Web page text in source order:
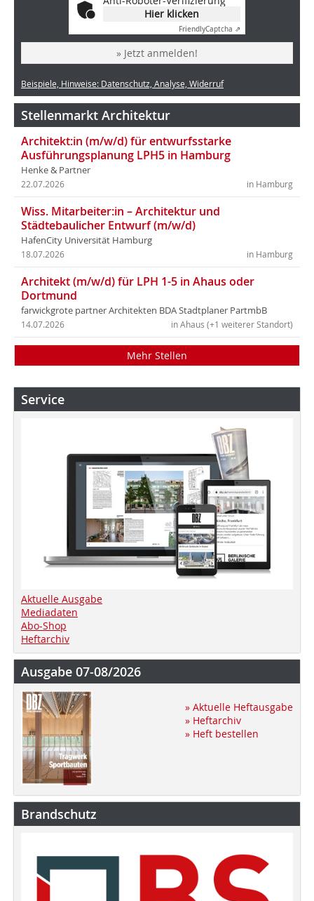
Hier klicken
FriendlyCaptcha ⇗
» Jetzt anmelden!
Beispiele, Hinweise: Datenschutz, Analyse, Widerruf
Stellenmarkt Architektur
Architekt:in (m/w/d) für entwurfsstarke
Ausführungsplanung LPH5 in Hamburg
Henke & Partner
in Hamburg
22.07.2026
Wiss. Mitarbeiter:in – Architektur und
Städtebaulicher Entwurf (m/w/d)
HafenCity Universität Hamburg
in Hamburg
18.07.2026
Architekt (m/w/d) für LPH 1-5 in Ahaus oder
Dortmund
farwickgrote partner Architekten BDA Stadtplaner PartmbB
in Ahaus (+1 weiterer Standort)
14.07.2026
Mehr Stellen
Service
Aktuelle Ausgabe
Mediadaten
Abo-Shop
Heftarchiv
Ausgabe 07-08/2026
» Aktuelle Heftausgabe
» Heftarchiv
» Heft bestellen
Brandschutz